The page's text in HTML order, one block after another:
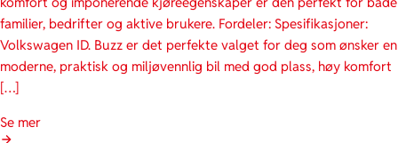
familier, bedrifter og aktive brukere. Fordeler: Spesifikasjoner:
Volkswagen ID. Buzz er det perfekte valget for deg som ønsker en
moderne, praktisk og miljøvennlig bil med god plass, høy komfort
[…]
Se mer